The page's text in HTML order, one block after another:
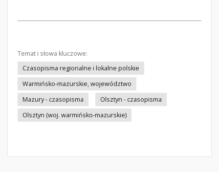
Temat i słowa kluczowe:
Czasopisma regionalne i lokalne polskie
Warmińsko-mazurskie, województwo
Mazury - czasopisma
Olsztyn - czasopisma
Olsztyn (woj. warmińsko-mazurskie)